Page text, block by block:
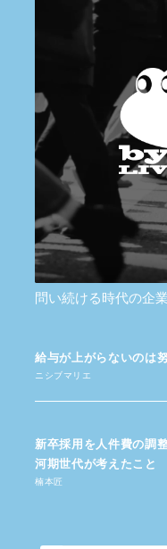
問い続ける時代の企
給与が​上がらないのは​
ニシブマリエ
新卒採用を​人件費の​調
河期世代が​考えた​こと
楠本匠